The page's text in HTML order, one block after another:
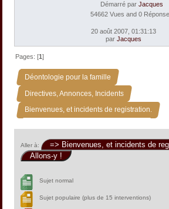
Démarré par Jacques
54662 Vues and 0
20 août 2007, 01:31:13
par Jacques
Pages: [1]
Déontologie pour la famille »
Directives, Annonces, Incidents »
Bienvenues, et incidents de registration.
Aller à:
Sujet normal
Sujet populaire (plus de 15 interventions)